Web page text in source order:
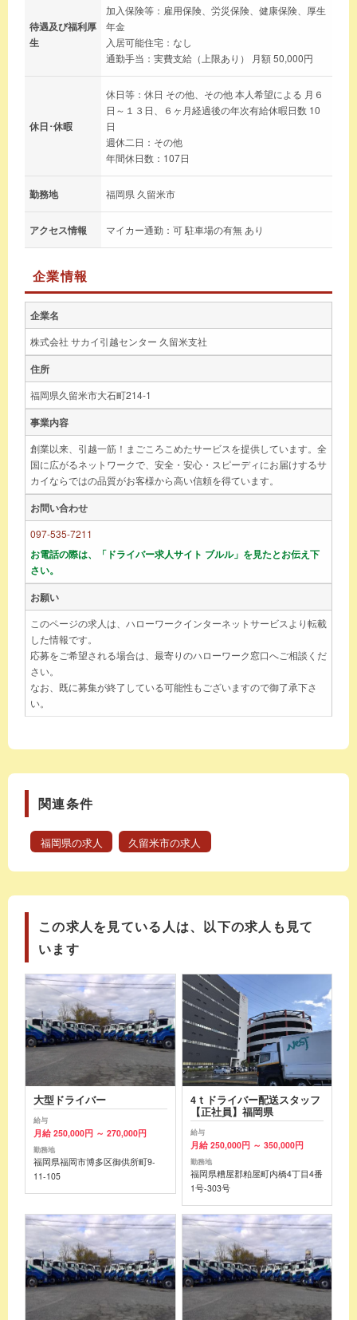
待遇及び福利厚
生
加入保険等：雇用保険、労災保険、健康保険、厚生
年金
入居可能住宅：なし
通勤手当：実費支給（上限あり） 月額 50,000円
休日･休暇
休日等：休日 その他、その他 本人希望による 月６
日～１３日、６ヶ月経過後の年次有給休暇日数 10
日
週休二日：その他
年間休日数：107日
勤務地 福岡県 久留米市
アクセス情報 マイカー通勤：可 駐車場の有無 あり
企業情報
企業名
株式会社 サカイ引越センター 久留米支社
住所
福岡県久留米市大石町214-1
事業内容
創業以来、引越一筋！まごころこめたサービスを提供しています。全
国に広がるネットワークで、安全・安心・スピーディにお届けするサ
カイならではの品質がお客様から高い信頼を得ています。
お問い合わせ
097-535-7211
お電話の際は、「ドライバー求人サイト ブルル」を見たとお伝え下
さい。
お願い
このページの求人は、ハローワークインターネットサービスより転載
した情報です。
応募をご希望される場合は、最寄りのハローワーク窓口へご相談くだ
さい。
なお、既に募集が終了している可能性もございますので御了承下さ
い。
関連条件
福岡県の求人 久留米市の求人
この求人を見ている人は、以下の求人も見て
います
大型ドライバー
給与
月給 250,000円 ～ 270,000円
勤務地
福岡県福岡市博多区御供所町9-
11-105
4ｔドライバー配送スタッフ
【正社員】福岡県
給与
月給 250,000円 ～ 350,000円
勤務地
福岡県糟屋郡粕屋町内橋4丁目4番
1号-303号